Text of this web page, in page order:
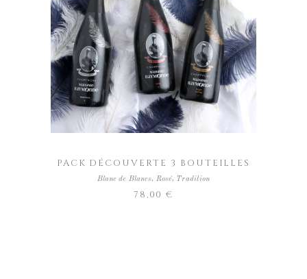
AJOUTER AU PANIER
PACK DÉCOUVERTE 3 BOUTEILLES
Blanc de Blancs, Rosé, Tradition
78,00€